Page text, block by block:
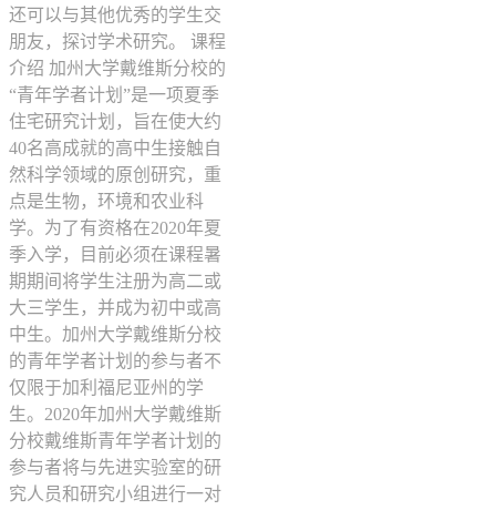
还可以与其他优秀的学生交
朋友，探讨学术研究。 课程
介绍 加州大学戴维斯分校的
“青年学者计划”是一项夏季
住宅研究计划，旨在使大约
40名高成就的高中生接触自
然科学领域的原创研究，重
点是生物，环境和农业科
学。为了有资格在2020年夏
季入学，目前必须在课程暑
期期间将学生注册为高二或
大三学生，并成为初中或高
中生。加州大学戴维斯分校
的青年学者计划的参与者不
仅限于加利福尼亚州的学
生。2020年加州大学戴维斯
分校戴维斯青年学者计划的
参与者将与先进实验室的研
究人员和研究小组进行一对